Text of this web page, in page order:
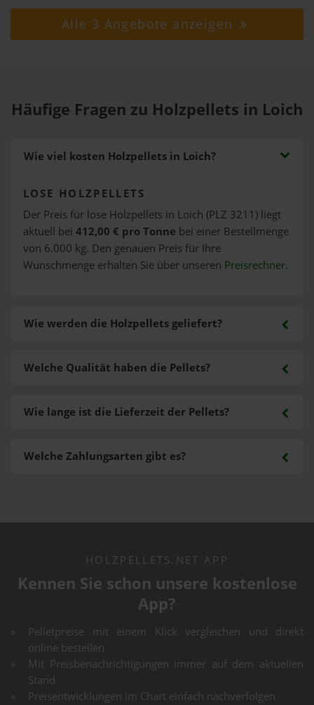
Alle 3 Angebote anzeigen
Häufige Fragen zu Holzpellets in Loich
Wie viel kosten Holzpellets in Loich?
LOSE HOLZPELLETS
Der Preis für lose Holzpellets in Loich (PLZ 3211) liegt
aktuell bei 412,00 € pro Tonne bei einer Bestellmenge
von 6.000 kg. Den genauen Preis für Ihre
Wunschmenge erhalten Sie über unseren Preisrechner.
Wie werden die Holzpellets geliefert?
Welche Zahlungsarten gibt es?
Welche Qualität haben die Pellets?
Wie lange ist die Lieferzeit der Pellets?
HOLZPELLETS.NET APP
Kennen Sie schon unsere kostenlose
App?
Pelletpreise mit einem Klick vergleichen und direkt
online bestellen
Mit Preisbenachrichtigungen immer auf dem aktuellen
Stand
Preisentwicklungen im Chart einfach nachverfolgen